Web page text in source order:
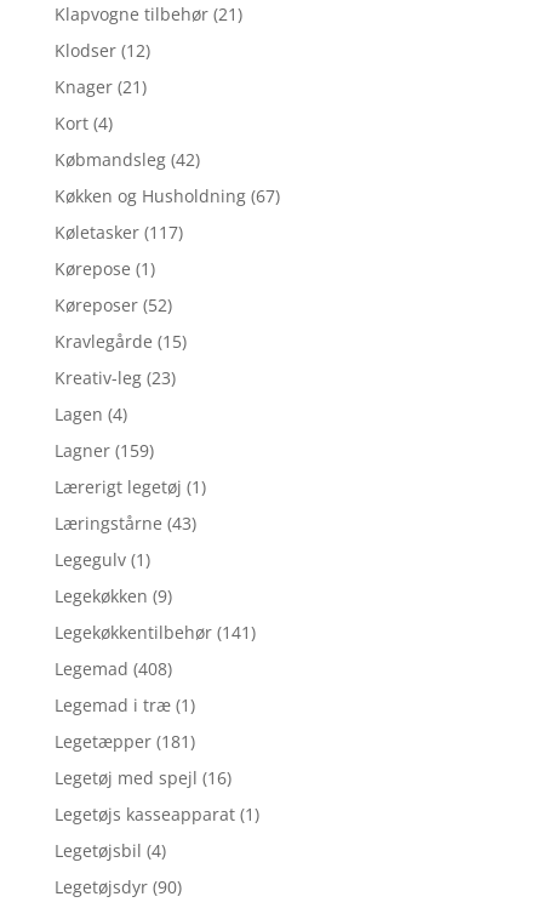
Klapvogne tilbehør (21)
Klodser (12)
Knager (21)
Kort (4)
Købmandsleg (42)
Køkken og Husholdning (67)
Køletasker (117)
Kørepose (1)
Køreposer (52)
Kravlegårde (15)
Kreativ-leg (23)
Lagen (4)
Lagner (159)
Lærerigt legetøj (1)
Læringstårne (43)
Legegulv (1)
Legekøkken (9)
Legekøkkentilbehør (141)
Legemad (408)
Legemad i træ (1)
Legetæpper (181)
Legetøj med spejl (16)
Legetøjs kasseapparat (1)
Legetøjsbil (4)
Legetøjsdyr (90)